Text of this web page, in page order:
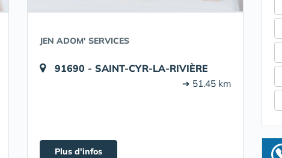
JEN ADOM' SERVICES
91690 - SAINT-CYR-LA-RIVIÈRE
➔ 51.45 km
Plus d'infos